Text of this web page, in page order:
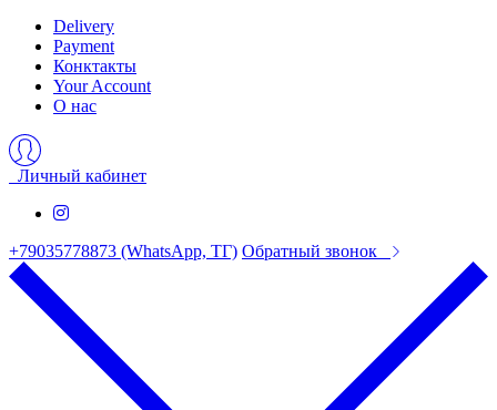
Delivery
Payment
Конктакты
Your Account
О нас
Личный кабинет
+79035778873 (WhatsApp, ТГ) Обратный звонок